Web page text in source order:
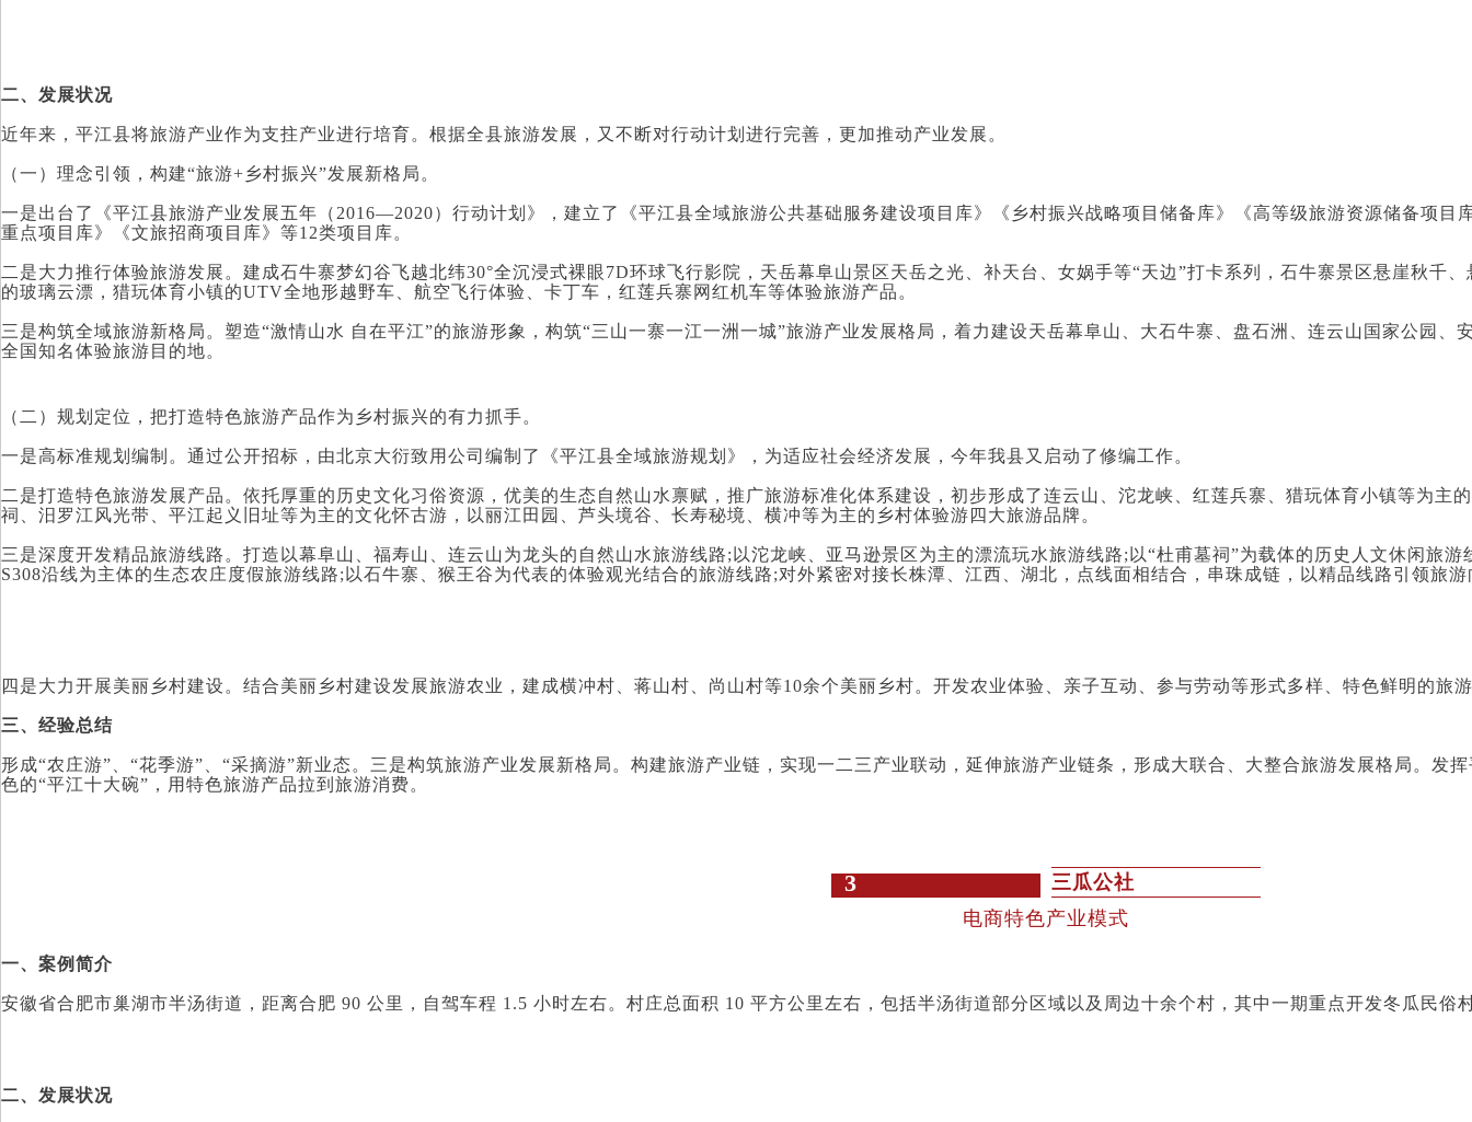
二、发展状况
近年来，平江县将旅游产业作为支拄产业进行培育。根据全县旅游发展，又不断对行动计划进行完善，更加推动产业发展。
（一）理念引领，构建“旅游+乡村振兴”发展新格局。
一是出台了《平江县旅游产业发展五年（2016—2020）行动计划》，建立了《平江县全域旅游公共基础服务建设项目库》《乡村振兴战略项目储备库》《高等级旅游资源储备项
重点项目库》《文旅招商项目库》等12类项目库。
二是大力推行体验旅游发展。 建成石牛寨梦幻谷飞越北纬30°全沉浸式裸眼7D环球飞行影院，天岳幕阜山景区天岳之光、补天台、女娲手等“天边”打卡系列，石牛寨景区悬崖秋千
的玻璃云漂，猎玩体育小镇的UTV全地形越野车、航空飞行体验、卡丁车，红莲兵寨网红机车等体验旅游产品。
三是构筑全域旅游新格局。塑造“激情山水 自在平江”的旅游形象，构筑“三山一寨一江一洲一城”旅游产业发展格局，着力建设天岳幕阜山、大石牛寨、盘石洲、连云山国家公园
全国知名体验旅游目的地。
（二）规划定位，把打造特色旅游产品作为乡村振兴的有力抓手。
一是高标准规划编制。通过公开招标，由北京大衍致用公司编制了《平江县全域旅游规划》，为适应社会经济发展，今年我县又启动了修编工作。
二是打造特色旅游发展产品。依托厚重的历史文化习俗资源，优美的生态自然山水禀赋，推广旅游标准化体系建设，初步形成了连云山、沱龙峡、红莲兵寨、猎玩体育小镇等为
祠、汨罗江风光带、平江起义旧址等为主的文化怀古游，以丽江田园、芦头境谷、长寿秘境、横冲等为主的乡村体验游四大旅游品牌。
三是深度开发精品旅游线路。打造以幕阜山、福寿山、连云山为龙头的自然山水旅游线路;以沱龙峡、亚马逊景区为主的漂流玩水旅游线路;以“杜甫墓祠”为载体的历史人文休闲旅
S308沿线为主体的生态农庄度假旅游线路;以石牛寨、猴王谷为代表的体验观光结合的旅游线路;对外紧密对接长株潭、江西、湖北，点线面相结合，串珠成链，以精品线路引领旅
四是大力开展美丽乡村建设。结合美丽乡村建设发展旅游农业，建成横冲村、蒋山村、尚山村等10余个美丽乡村。开发农业体验、亲子互动、参与劳动等形式多样、特色鲜明的旅
三、经验总结
形成“农庄游”、“花季游”、“采摘游”新业态。三是构筑旅游产业发展新格局。构建旅游产业链，实现一二三产业联动，延伸旅游产业链条，形成大联合、大整合旅游发展格局。发
色的“平江十大碗”，用特色旅游产品拉到旅游消费。
3
三瓜公社
电商特色产业模式
一、案例简介
安徽省合肥市巢湖市半汤街道，距离合肥 90 公里，自驾车程 1.5 小时左右。村庄总面积 10 平方公里左右，包括半汤街道部分区域以及周边十余个村，其中一期重点开发冬瓜民俗
二、发展状况